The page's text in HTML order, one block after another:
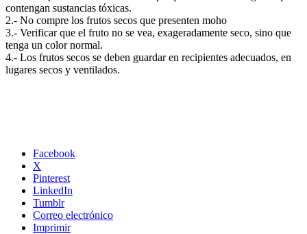
contengan sustancias tóxicas.
2.- No compre los frutos secos que presenten moho
3.- Verificar que el fruto no se vea, exageradamente seco, sino que
tenga un color normal.
4.- Los frutos secos se deben guardar en recipientes adecuados, en
lugares secos y ventilados.
Facebook
X
Pinterest
LinkedIn
Tumblr
Correo electrónico
Imprimir